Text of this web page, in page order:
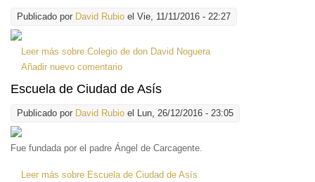
Publicado por David Rubio el Vie, 11/11/2016 - 22:27
Leer más sobre Colegio de don David Noguera
Añadir nuevo comentario
Escuela de Ciudad de Asís
Publicado por David Rubio el Lun, 26/12/2016 - 23:05
Fue fundada por el padre Ángel de Carcagente.
Leer más sobre Escuela de Ciudad de Asís